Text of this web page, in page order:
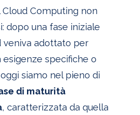
Computing non
dopo una fase iniziale
veniva adottato per
esigenze specifiche o
siamo nel pieno di
di maturità
, caratterizzata da quella